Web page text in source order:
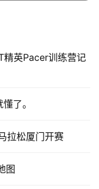
英Pacer训练营记
了。
拉松厦门开赛
图